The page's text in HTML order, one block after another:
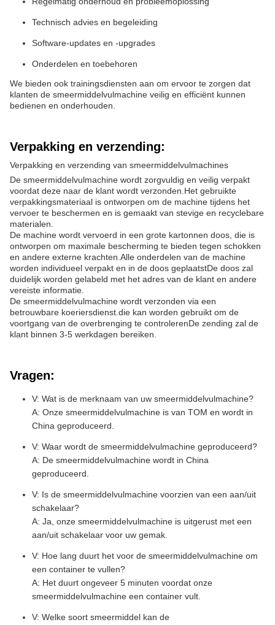
Technisch advies en begeleiding
Software-updates en -upgrades
Onderdelen en toebehoren
We bieden ook trainingsdiensten aan om ervoor te zorgen dat
klanten de smeermiddelvulmachine veilig en efficiënt kunnen
bedienen en onderhouden.
Verpakking en verzending:
Verpakking en verzending van smeermiddelvulmachines
De smeermiddelvulmachine wordt zorgvuldig en veilig verpakt
voordat deze naar de klant wordt verzonden.Het gebruikte
verpakkingsmateriaal is ontworpen om de machine tijdens het
vervoer te beschermen en is gemaakt van stevige en recyclebare
materialen.
De machine wordt vervoerd in een grote kartonnen doos, die is
ontworpen om maximale bescherming te bieden tegen schokken
en andere externe krachten.Alle onderdelen van de machine
worden individueel verpakt en in de doos geplaatstDe doos zal
duidelijk worden gelabeld met het adres van de klant en andere
vereiste informatie.
De smeermiddelvulmachine wordt verzonden via een
betrouwbare koeriersdienst.die kan worden gebruikt om de
voortgang van de overbrenging te controlerenDe zending zal de
klant binnen 3-5 werkdagen bereiken.
Vragen:
V: Wat is de merknaam van uw smeermiddelvulmachine?
A: Onze smeermiddelvulmachine is van TOM en wordt in
China geproduceerd.
V: Waar wordt de smeermiddelvulmachine geproduceerd?
A: De smeermiddelvulmachine wordt in China
geproduceerd.
V: Is de smeermiddelvulmachine voorzien van een aan/uit
schakelaar?
A: Ja, onze smeermiddelvulmachine is uitgerust met een
aan/uit schakelaar voor uw gemak.
V: Hoe lang duurt het voor de smeermiddelvulmachine om
een container te vullen?
A: Het duurt ongeveer 5 minuten voordat onze
smeermiddelvulmachine een container vult.
V: Welke soort smeermiddel kan de